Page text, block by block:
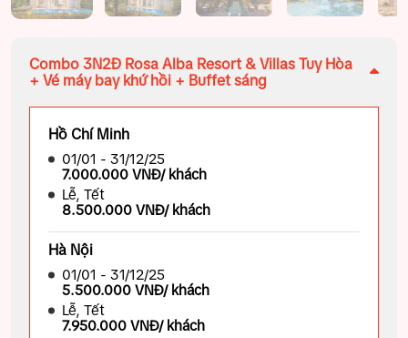
Combo 3N2Đ Rosa Alba Resort & Villas Tuy Hòa
+ Vé máy bay khứ hồi + Buffet sáng
Hồ Chí Minh
01/01 - 31/12/25
7.000.000 VNĐ/ khách
Lễ, Tết
8.500.000 VNĐ/ khách
Hà Nội
01/01 - 31/12/25
5.500.000 VNĐ/ khách
Lễ, Tết
7.950.000 VNĐ/ khách